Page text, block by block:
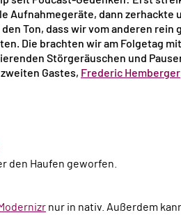
Aufnahmegeräte, dann zerhackte
Ton, dass wir vom anderen rein
Die brachten wir am Folgetag
Störgeräuschen und
Gastes, Frederic Hemberger
den Haufen geworfen.
nur in nativ. Außerdem